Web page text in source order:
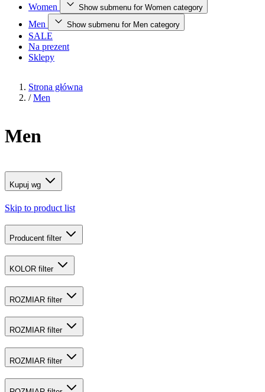
Women Show submenu for Women category
Men Show submenu for Men category
SALE
Na prezent
Sklepy
Strona główna
/ Men
Men
Kupuj wg
Skip to product list
Producent filter
KOLOR filter
ROZMIAR filter
ROZMIAR filter
ROZMIAR filter